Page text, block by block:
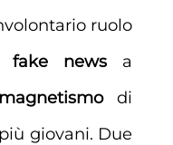
ruolo
fake news a
di
giovani. Due